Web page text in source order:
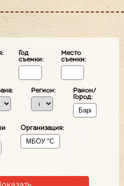
Год
съемки:
Место
съемки:
Регион:
Район/
Город:
Организация: